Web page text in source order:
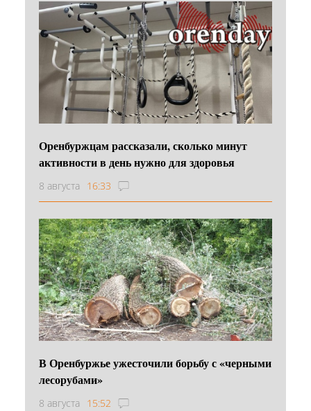
Оренбуржцам рассказали, сколько минут
активности в день нужно для здоровья
8 августа 16:33
В Оренбуржье ужесточили борьбу с «черными
лесорубами»
8 августа 15:52